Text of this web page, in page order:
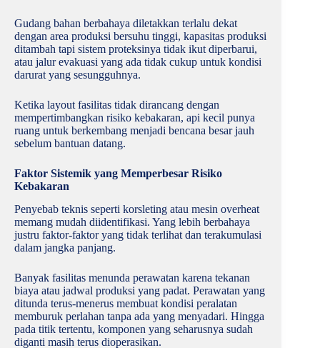
Gudang bahan berbahaya diletakkan terlalu dekat
dengan area produksi bersuhu tinggi, kapasitas produksi
ditambah tapi sistem proteksinya tidak ikut diperbarui,
atau jalur evakuasi yang ada tidak cukup untuk kondisi
darurat yang sesungguhnya.
Ketika layout fasilitas tidak dirancang dengan
mempertimbangkan risiko kebakaran, api kecil punya
ruang untuk berkembang menjadi bencana besar jauh
sebelum bantuan datang.
Faktor Sistemik yang Memperbesar Risiko
Kebakaran
Penyebab teknis seperti korsleting atau mesin overheat
memang mudah diidentifikasi. Yang lebih berbahaya
justru faktor-faktor yang tidak terlihat dan terakumulasi
dalam jangka panjang.
Banyak fasilitas menunda perawatan karena tekanan
biaya atau jadwal produksi yang padat. Perawatan yang
ditunda terus-menerus membuat kondisi peralatan
memburuk perlahan tanpa ada yang menyadari. Hingga
pada titik tertentu, komponen yang seharusnya sudah
diganti masih terus dioperasikan.